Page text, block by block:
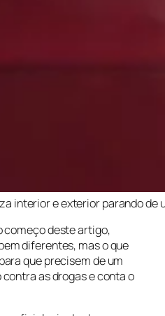
interior e exterior parando
começo deste artigo,
diferentes, mas o que
que precisem de um
as drogas e conta o